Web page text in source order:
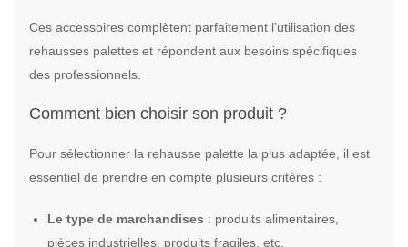
Ces accessoires complètent parfaitement l’utilisation des
rehausses palettes et répondent aux besoins spécifiques
des professionnels.
Comment bien choisir son produit ?
Pour sélectionner la rehausse palette la plus adaptée, il est
essentiel de prendre en compte plusieurs critères :
Le type de marchandises : produits alimentaires,
pièces industrielles, produits fragiles, etc.